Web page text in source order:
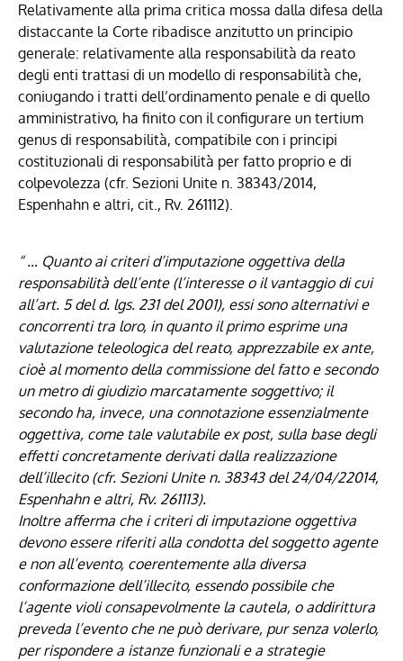
Relativamente alla prima critica mossa dalla difesa della
distaccante la Corte ribadisce anzitutto un principio
generale: relativamente alla responsabilità da reato
degli enti trattasi di un modello di responsabilità che,
coniugando i tratti dell’ordinamento penale e di quello
amministrativo, ha finito con il configurare un tertium
genus di responsabilità, compatibile con i principi
costituzionali di responsabilità per fatto proprio e di
colpevolezza (cfr. Sezioni Unite n. 38343/2014,
Espenhahn e altri, cit., Rv. 261112).
“ … Quanto ai criteri d’imputazione oggettiva della
responsabilità dell’ente (l’interesse o il vantaggio di cui
all’art. 5 del d. lgs. 231 del 2001), essi sono alternativi e
concorrenti tra loro, in quanto il primo esprime una
valutazione teleologica del reato, apprezzabile ex ante,
cioè al momento della commissione del fatto e secondo
un metro di giudizio marcatamente soggettivo; il
secondo ha, invece, una connotazione essenzialmente
oggettiva, come tale valutabile ex post, sulla base degli
effetti concretamente derivati dalla realizzazione
dell’illecito (cfr. Sezioni Unite n. 38343 del 24/04/22014,
Espenhahn e altri, Rv. 261113).
Inoltre afferma che i criteri di imputazione oggettiva
devono essere riferiti alla condotta del soggetto agente
e non all’evento, coerentemente alla diversa
conformazione dell’illecito, essendo possibile che
l’agente violi consapevolmente la cautela, o addirittura
preveda l’evento che ne può derivare, pur senza volerlo,
per rispondere a istanze funzionali e a strategie